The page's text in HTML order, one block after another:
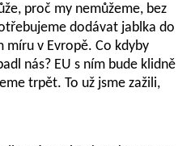
proč my nemůžeme, bez
dodávat jablka do
míru v Evropě. Co kdyby
nás? EU s ním bude klidně
trpět. To už jsme zažili,